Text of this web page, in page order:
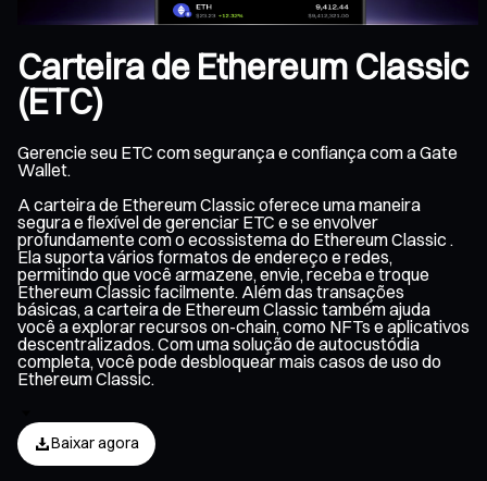
Carteira de Ethereum Classic
(ETC)
Gerencie seu ETC com segurança e confiança com a Gate
Wallet.
A carteira de Ethereum Classic oferece uma maneira
segura e flexível de gerenciar ETC e se envolver
profundamente com o ecossistema do Ethereum Classic .
Ela suporta vários formatos de endereço e redes,
permitindo que você armazene, envie, receba e troque
Ethereum Classic facilmente. Além das transações
básicas, a carteira de Ethereum Classic também ajuda
você a explorar recursos on-chain, como NFTs e aplicativos
descentralizados. Com uma solução de autocustódia
completa, você pode desbloquear mais casos de uso do
Ethereum Classic.
Baixar agora